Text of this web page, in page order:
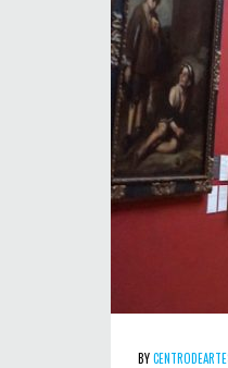
BY